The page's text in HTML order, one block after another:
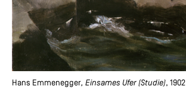
Hans Emmenegger, Einsames Ufer (Studie), 1902